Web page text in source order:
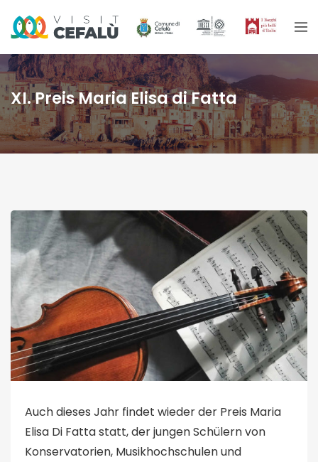
XI. Preis Maria Elisa di Fatta
Auch dieses Jahr findet wieder der Preis Maria
Elisa Di Fatta statt, der jungen Schülern von
Konservatorien, Musikhochschulen und